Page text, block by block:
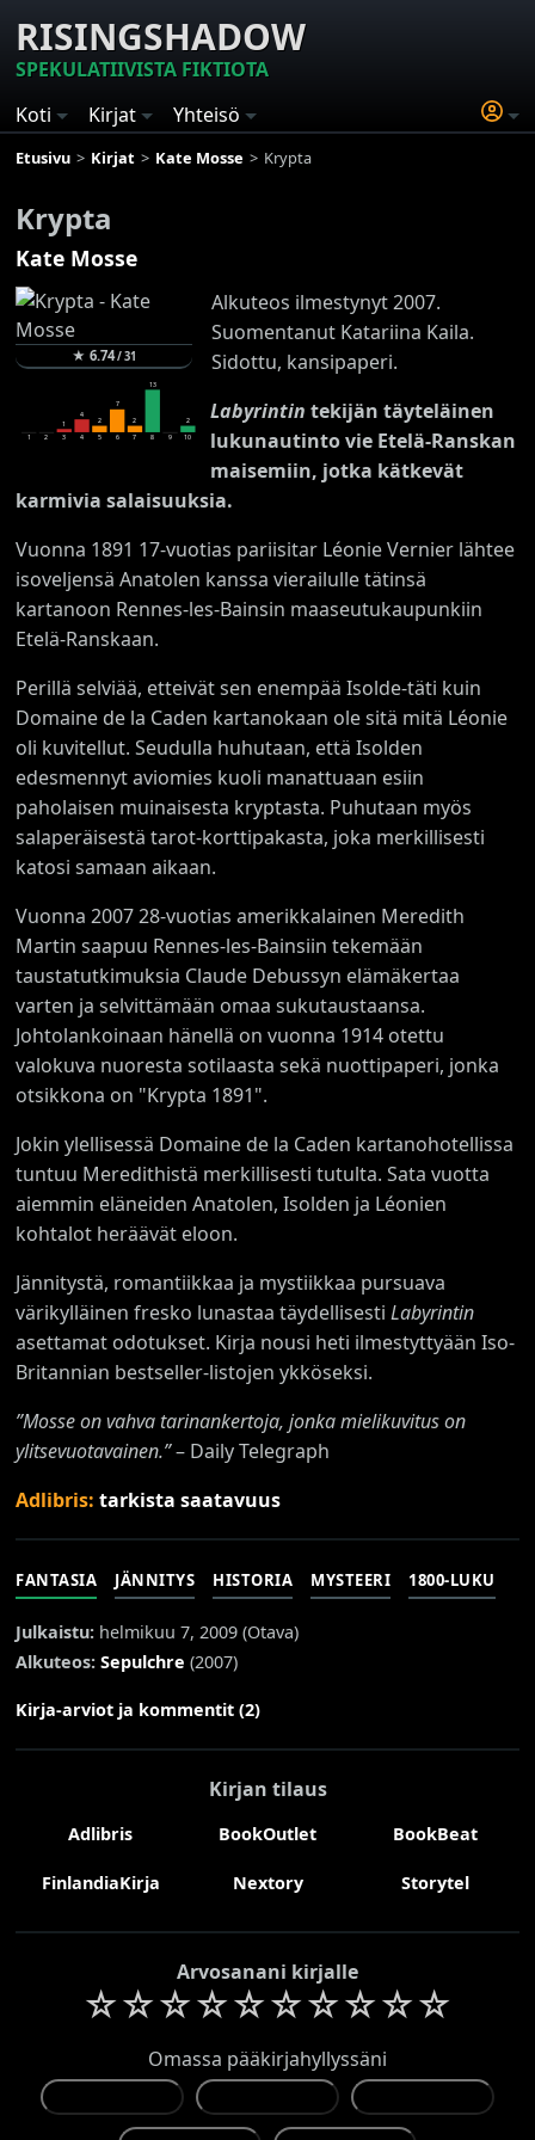
RISINGSHADOW
SPEKULATIIVISTA FIKTIOTA
Koti
Kirjat Yhteisö
Etusivu Kirjat Kate Mosse Krypta
Krypta
Kate Mosse
★6.74/31
1 2
1
3
4
4
2
5
7
6
2
7
13
8 9
2
10
Alkuteos ilmestynyt 2007.
Suomentanut Katariina Kaila.
Sidottu, kansipaperi.
Labyrintin tekijän täyteläinen
lukunautinto vie Etelä-Ranskan
maisemiin, jotka kätkevät
karmivia salaisuuksia.
Vuonna 1891 17-vuotias pariisitar Léonie Vernier lähtee
isoveljensä Anatolen kanssa vierailulle tätinsä
kartanoon Rennes-les-Bainsin maaseutukaupunkiin
Etelä-Ranskaan.
Perillä selviää, etteivät sen enempää Isolde-täti kuin
Domaine de la Caden kartanokaan ole sitä mitä Léonie
oli kuvitellut. Seudulla huhutaan, että Isolden
edesmennyt aviomies kuoli manattuaan esiin
paholaisen muinaisesta kryptasta. Puhutaan myös
salaperäisestä tarot-korttipakasta, joka merkillisesti
katosi samaan aikaan.
Vuonna 2007 28-vuotias amerikkalainen Meredith
Martin saapuu Rennes-les-Bainsiin tekemään
taustatutkimuksia Claude Debussyn elämäkertaa
varten ja selvittämään omaa sukutaustaansa.
Johtolankoinaan hänellä on vuonna 1914 otettu
valokuva nuoresta sotilaasta sekä nuottipaperi, jonka
otsikkona on "Krypta 1891".
Jokin ylellisessä Domaine de la Caden kartanohotellissa
tuntuu Meredithistä merkillisesti tutulta. Sata vuotta
aiemmin eläneiden Anatolen, Isolden ja Léonien
kohtalot heräävät eloon.
Jännitystä, romantiikkaa ja mystiikkaa pursuava
värikylläinen fresko lunastaa täydellisestiLabyrintin
asettamat odotukset. Kirja nousi heti ilmestyttyään Iso-
Britannian bestseller-listojen ykköseksi.
”Mosse on vahva tarinankertoja, jonka mielikuvitus on
ylitsevuotavainen.”– Daily Telegraph
Adlibris:tarkista saatavuus
FANTASIA JÄNNITYS HISTORIA MYSTEERI 1800-LUKU
Julkaistu: helmikuu 7, 2009 (Otava)
Alkuteos: Sepulchre (2007)
Kirja-arviot ja kommentit (2)
Kirjan tilaus
Adlibris BookOutlet BookBeat
FinlandiaKirja Nextory Storytel
Arvosanani kirjalle
☆☆☆☆☆☆☆☆☆☆
Omassa pääkirjahyllyssäni